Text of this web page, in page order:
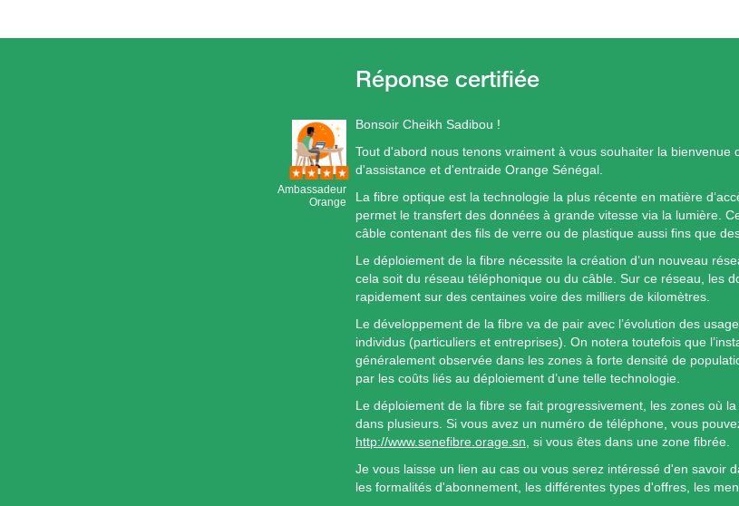
Ambassadeur
Orange
Bonsoir Cheikh Sadibou !
Tout d'abord nous tenons vraiment à vous souhaiter la bienvenue
d'assistance et d'entraide Orange Sénégal.
La fibre optique est la technologie la plus récente en matière
permet le transfert des données à grande vitesse via la lumière.
câble contenant des fils de verre ou de plastique aussi fins que
Le déploiement de la fibre nécessite la création d’un nouveau
cela soit du réseau téléphonique ou du câble. Sur ce réseau, les
rapidement sur des centaines voire des milliers de kilomètres.
Le développement de la fibre va de pair avec l’évolution des
individus (particuliers et entreprises). On notera toutefois que
généralement observée dans les zones à forte densité de
par les coûts liés au déploiement d’une telle technologie.
Le déploiement de la fibre se fait progressivement, les zones où
dans plusieurs. Si vous avez un numéro de téléphone, vous
http://www.senefibre.orage.sn , si vous êtes dans une zone fibrée.
Je vous laisse un lien au cas ou vous serez intéressé d'en savoir
les formalités d'abonnement, les différentes types d'offres, les